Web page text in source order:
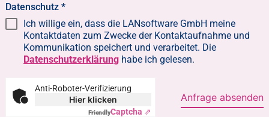
Datenschutz*
Ich willige ein, dass die LANsoftware GmbH meine
Kontaktdaten zum Zwecke der Kontaktaufnahme und
Kommunikation speichert und verarbeitet. Die
Datenschutzerklärung habe ich gelesen.
Anti-Roboter-Verifizierung
Hier klicken
FriendlyCaptcha ⇗
Anfrage absenden